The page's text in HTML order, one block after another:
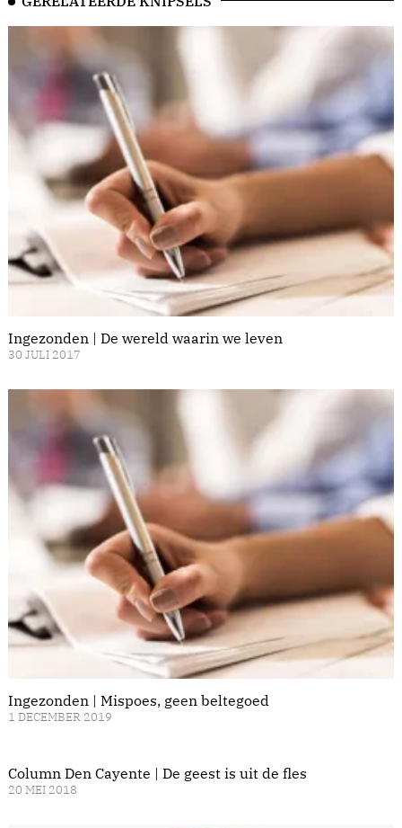
Ingezonden | De wereld waarin we leven
30 JULI 2017
Ingezonden | Mispoes, geen beltegoed
1 DECEMBER 2019
Column Den Cayente | De geest is uit de fles
20 MEI 2018